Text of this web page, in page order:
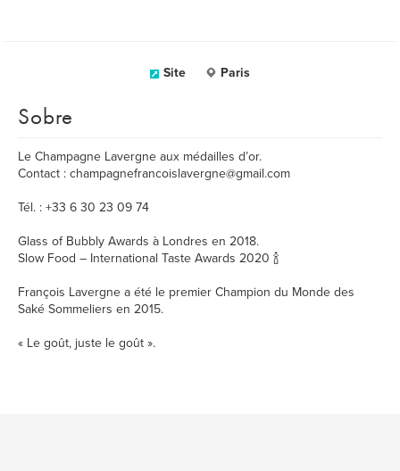
Site Paris
Sobre
Le Champagne Lavergne aux médailles d’or.
Contact : champagnefrancoislavergne@gmail.com
Tél. : +33 6 30 23 09 74
Glass of Bubbly Awards à Londres en 2018.
Slow Food – International Taste Awards 2020 🍾
François Lavergne a été le premier Champion du Monde des
Saké Sommeliers en 2015.
« Le goût, juste le goût ».